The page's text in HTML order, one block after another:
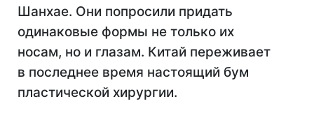
Шанхае. Они попросили придать
одинаковые формы не только их
носам, но и глазам. Китай переживает
в последнее время настоящий бум
пластической хирургии.